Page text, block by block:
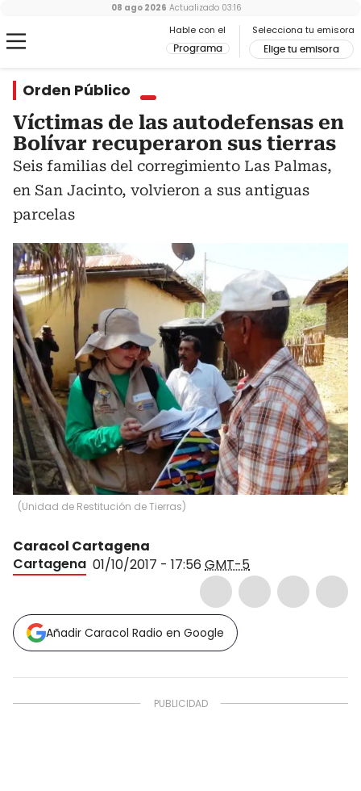
Hable con el
Programa
Selecciona tu emisora
Elige tu emisora
08 ago 2026 Actualizado 03:16
Orden Público
Víctimas de las autodefensas en
Bolívar recuperaron sus tierras
Seis familias del corregimiento Las Palmas,
en San Jacinto, volvieron a sus antiguas
parcelas
(Unidad de Restitución de Tierras)
Caracol Cartagena
Cartagena 01/10/2017 - 17:56 GMT-5
Añadir Caracol Radio en Google